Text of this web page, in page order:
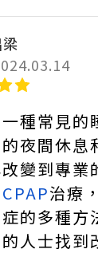
種常見的
夜間休息
變到專業
CPAP治療
的多種方
人士找到